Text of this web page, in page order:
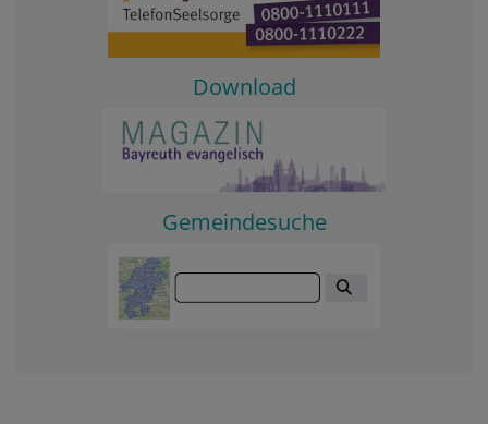
Download
Gemeindesuche